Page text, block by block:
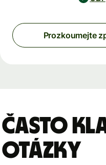
Prozkoumejte
Často
otázky